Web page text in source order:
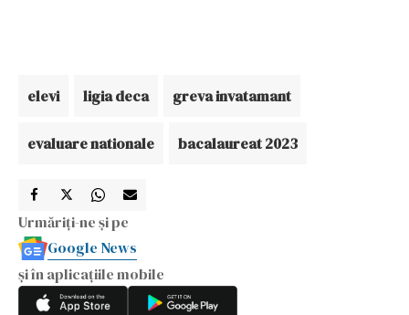
elevi ligia deca greva invatamant
evaluare nationale bacalaureat 2023
Urmăriți-ne și pe
Google News
și în aplicațiile mobile